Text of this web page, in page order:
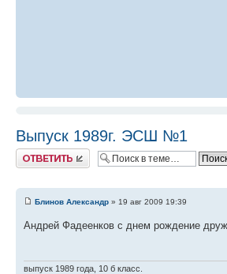
Выпуск 1989г. ЭСШ №1
Ответить
Блинов Александр » 19 авг 2009 19:39
Андрей Фадеенков с днем рождение
выпуск 1989 года, 10 б класс.